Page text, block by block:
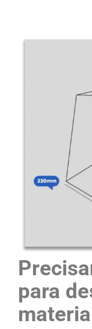
para